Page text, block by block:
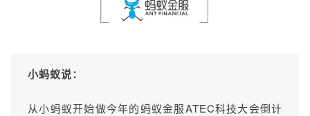
小蚂蚁说：
从小蚂蚁开始做今年的蚂蚁金服ATEC科技大会倒计